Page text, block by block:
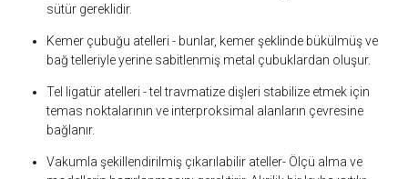
sütür gereklidir.
Kemer çubuğu atelleri - bunlar, kemer şeklinde bükülmüş ve
bağ telleriyle yerine sabitlenmiş metal çubuklardan oluşur.
Tel ligatür atelleri -tel travmatize dişleri stabilize etmek için
temas noktalarının ve interproksimal alanların çevresine
bağlanır.
Vakumla şekillendirilmiş çıkarılabilir ateller- Ölçü alma ve